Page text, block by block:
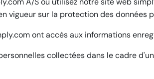
vigueur sur la protection des
ont accès aux informations
collectées dans le cadre